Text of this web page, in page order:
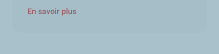
En savoir plus